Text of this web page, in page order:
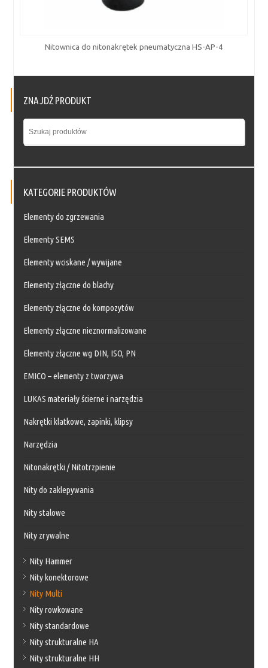
Nitownica do nitonakrętek pneumatyczna HS-AP-4
ZNAJDŹ PRODUKT
KATEGORIE PRODUKTÓW
Elementy do zgrzewania
Elementy SEMS
Elementy wciskane / wywijane
Elementy złączne do blachy
Elementy złączne do kompozytów
Elementy złączne nieznormalizowane
Elementy złączne wg DIN, ISO, PN
EMICO – elementy z tworzywa
LUKAS materiały ścierne i narzędzia
Nakrętki klatkowe, zapinki, klipsy
Narzędzia
Nitonakrętki / Nitotrzpienie
Nity do zaklepywania
Nity stalowe
Nity zrywalne
Nity Hammer
Nity konektorowe
Nity Multi
Nity rowkowane
Nity standardowe
Nity strukturalne HA
Nity strukturalne HH